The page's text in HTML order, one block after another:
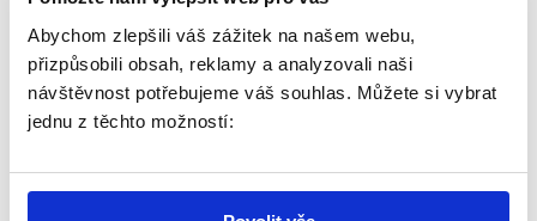
Abychom zlepšili váš zážitek na našem webu,
přizpůsobili obsah, reklamy a analyzovali naši
návštěvnost potřebujeme váš souhlas. Můžete si vybrat
jednu z těchto možností:
prostřednictvím klientské zóny Jenda
(přihlášení pomocí identity občana nebo
bankovní identity),
případně v zastoupení na základě plné moci